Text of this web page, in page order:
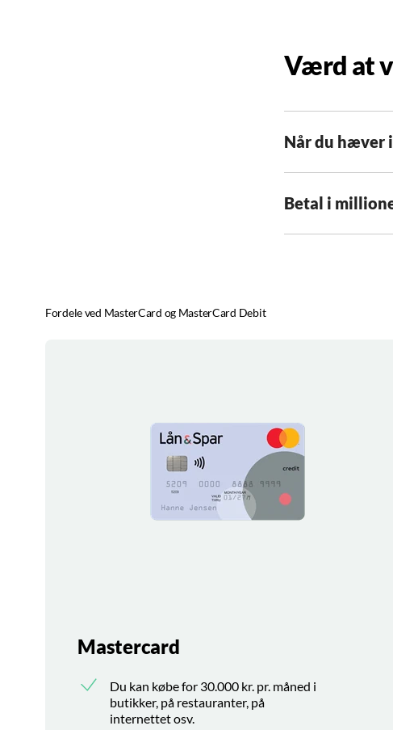
Værd at
Når du hæver
Betal i
Fordele ved MasterCard og MasterCard Debit
Mastercard
Du kan købe for 30.000 kr. pr. måned i
butikker, på restauranter, på
internettet osv.